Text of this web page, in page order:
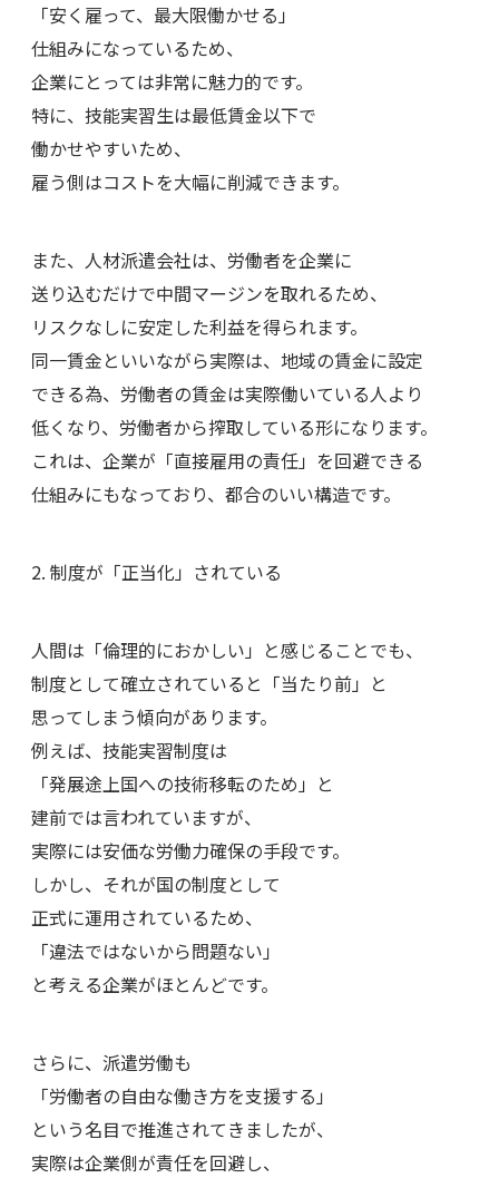
「安く雇って、最大限働かせる」
仕組みになっているため、
企業にとっては非常に魅力的です。
特に、技能実習生は最低賃金以下で
働かせやすいため、
雇う側はコストを大幅に削減できます。
また、人材派遣会社は、労働者を企業に
送り込むだけで中間マージンを取れるため、
リスクなしに安定した利益を得られます。
同一賃金といいながら実際は、地域の賃金に設定
できる為、労働者の賃金は実際働いている人より
低くなり、労働者から搾取している形になります。
これは、企業が「直接雇用の責任」を回避できる
仕組みにもなっており、都合のいい構造です。
2. 制度が「正当化」されている
人間は「倫理的におかしい」と感じることでも、
制度として確立されていると「当たり前」と
思ってしまう傾向があります。
例えば、技能実習制度は
「発展途上国への技術移転のため」と
建前では言われていますが、
実際には安価な労働力確保の手段です。
しかし、それが国の制度として
正式に運用されているため、
「違法ではないから問題ない」
と考える企業がほとんどです。
さらに、派遣労働も
「労働者の自由な働き方を支援する」
という名目で推進されてきましたが、
実際は企業側が責任を回避し、